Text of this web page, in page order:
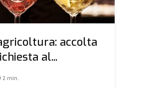
accolta
al...
2 min.